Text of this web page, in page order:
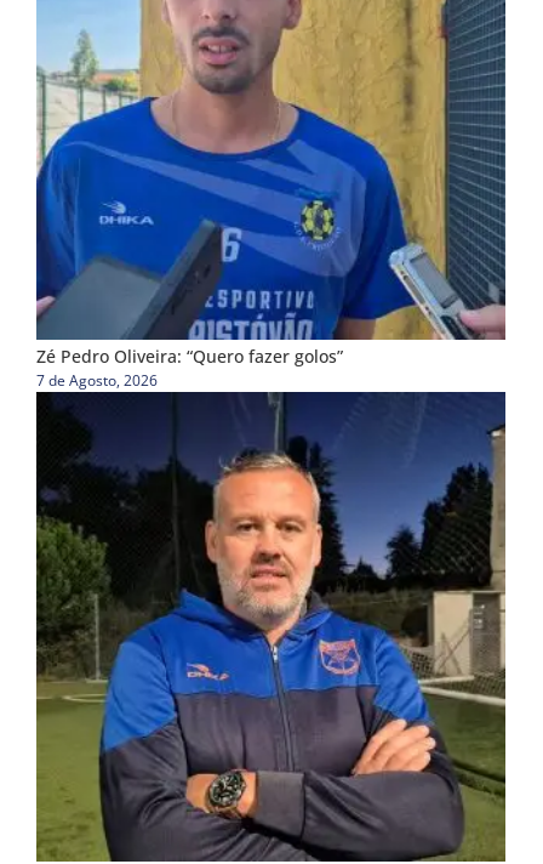
Zé Pedro Oliveira: “Quero fazer golos”
7 de Agosto, 2026